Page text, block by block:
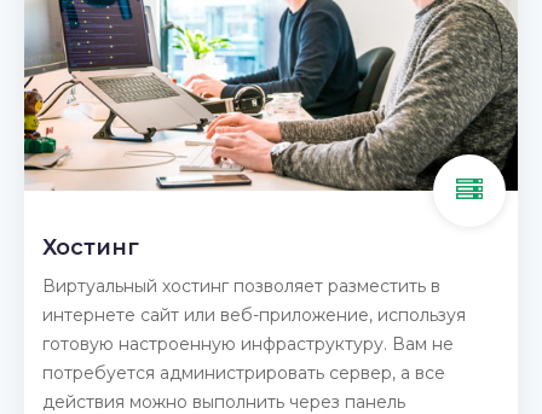
Хостинг
Виртуальный хостинг позволяет разместить в
интернете сайт или веб-приложение, используя
готовую настроенную инфраструктуру. Вам не
потребуется администрировать сервер, а все
действия можно выполнить через панель